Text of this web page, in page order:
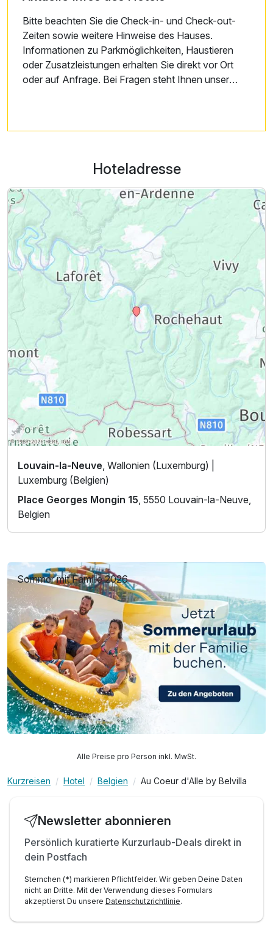
Bitte beachten Sie die Check-in- und Check-out-
Zeiten sowie weitere Hinweise des Hauses.
Informationen zu Parkmöglichkeiten, Haustieren
oder Zusatzleistungen erhalten Sie direkt vor Ort
oder auf Anfrage. Bei Fragen steht Ihnen unser
Hoteladresse
Louvain-la-Neuve, Wallonien (Luxemburg) |
Luxemburg (Belgien)
Place Georges Mongin 15, 5550 Louvain-la-Neuve,
Belgien
Sommer mit Familie 2026
Alle Preise pro Person inkl. MwSt.
Kurzreisen Hotel Belgien Au Coeur d'Alle by Belvilla
Newsletter abonnieren
Persönlich kuratierte Kurzurlaub-Deals direkt in
dein Postfach
Sternchen (*) markieren Pflichtfelder. Wir geben Deine Daten
nicht an Dritte. Mit der Verwendung dieses Formulars
akzeptierst Du unsere Datenschutzrichtlinie.